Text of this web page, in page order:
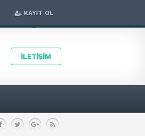
KAYIT OL
İLETİŞİM